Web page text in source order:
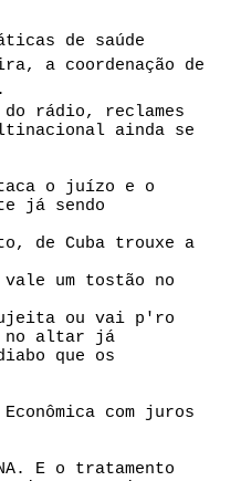
de saúde
a coordenação de
rádio, reclames
ainda se
o juízo e o
já sendo
de Cuba trouxe a
um tostão no
ou vai p'ro
no altar já
que os
com juros
E o tratamento